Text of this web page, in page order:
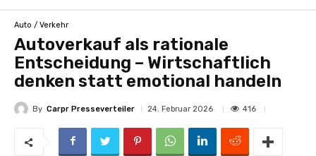
Auto / Verkehr
Autoverkauf als rationale
Entscheidung – Wirtschaftlich
denken statt emotional handeln
By Carpr Presseverteiler 24. Februar 2026 416